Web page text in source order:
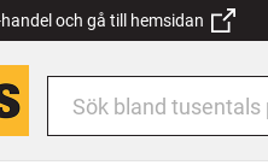
och gå till hemsidan